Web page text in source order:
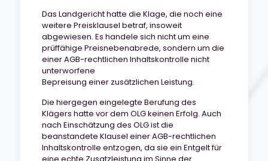
Das Landgericht hatte die Klage, die noch eine
weitere Preisklausel betraf, insoweit
abgewiesen. Es handele sich nicht um eine
prüffähige Preisnebenabrede, sondern um die
einer AGB-rechtlichen Inhaltskontrolle nicht
unterworfene
Bepreisung einer zusätzlichen Leistung.
Die hiergegen eingelegte Berufung des
Klägers hatte vor dem OLG keinen Erfolg. Auch
nach Einschätzung des OLG ist die
beanstandete Klausel einer AGB-rechtlichen
Inhaltskontrolle entzogen, da sie ein Entgelt für